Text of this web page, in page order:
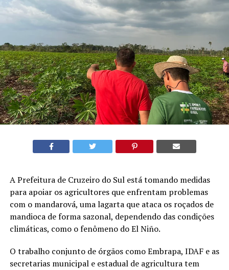
A Prefeitura de Cruzeiro do Sul está tomando medidas
para apoiar os agricultores que enfrentam problemas
com o mandarová, uma lagarta que ataca os roçados de
mandioca de forma sazonal, dependendo das condições
climáticas, como o fenômeno do El Niño.
O trabalho conjunto de órgãos como Embrapa, IDAF e as
secretarias municipal e estadual de agricultura tem